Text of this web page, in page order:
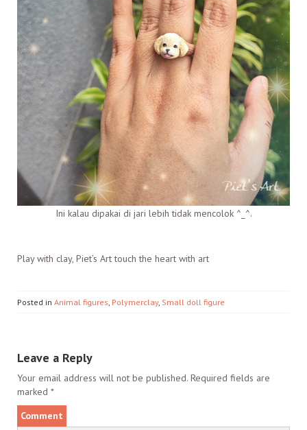
Ini kalau dipakai di jari lebih tidak mencolok ^_^.
Play with clay, Piet’s Art touch the heart with art
Posted in Animal figures, Polymerclay, Small doll figure
Leave a Reply
Your email address will not be published. Required fields are
marked *
Comment